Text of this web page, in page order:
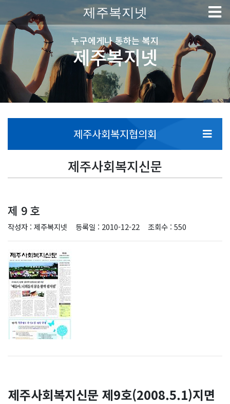
제주복지넷
누구에게나 통하는 복지
제주복지넷
제주사회복지협의회
제주사회복지신문
제 9 호
작성자 : 제주복지넷 등록일 : 2010-12-22 조회수 : 550
제주사회복지신문 제9호(2008.5.1)지면